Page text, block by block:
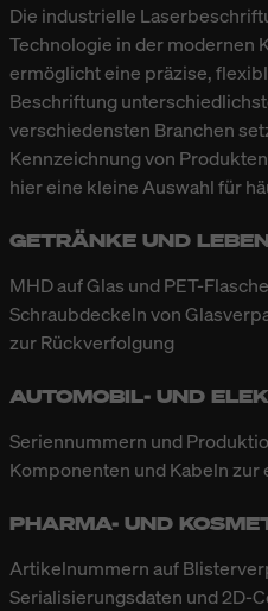
Die industrielle
Technologie in der modernen
ermöglicht eine präzise,
Beschriftung
verschiedensten Branchen
Kennzeichnung von
hier eine kleine Auswahl für
GETRÄNKE UND
MHD auf Glas und PET-
Schraubdeckeln von
zur Rückverfolgung
AUTOMOBIL- UND
Seriennummern und
Komponenten und Kabeln
PHARMA- UND
Artikelnummern auf
Serialisierungsdaten und 2D-